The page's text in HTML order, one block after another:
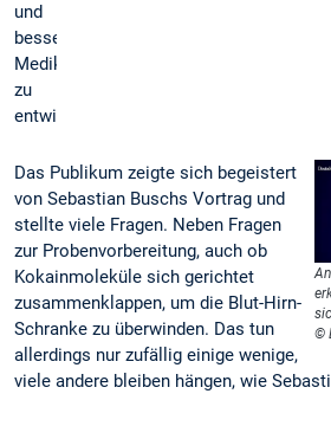
und
bessere
Medikamente
zu
entwickeln.
©
Das Publikum zeigte sich begeistert
von Sebastian Buschs Vortrag und
stellte viele Fragen. Neben Fragen
zur Probenvorbereitung, auch ob
Kokainmoleküle sich gerichtet
zusammenklappen, um die Blut-Hirn-
Schranke zu überwinden. Das tun
allerdings nur zufällig einige wenige,
viele andere bleiben hängen, wie